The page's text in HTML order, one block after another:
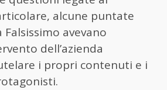
alcune puntate
avevano
dell’azienda
i propri contenuti e i